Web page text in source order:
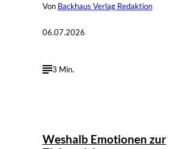
Von Backhaus Verlag Redaktion
06.07.2026
3 Min.
Weshalb Emotionen zur